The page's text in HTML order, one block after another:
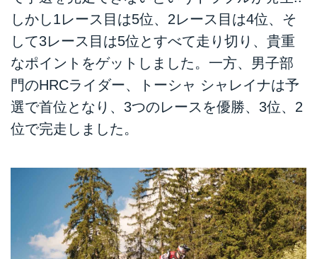
HRC（ホンダ レーシング）です
が、5月3日〜4日にノルウェーの
オスロで開催された第2戦では、
どのようなリザルトを残したので
しょうか？
しかし1レース目は5位、2レース目は4位、そ
して3レース目は5位とすべて走り切り、貴重
なポイントをゲットしました。一方、男子部
門のHRCライダー、トーシャ シャレイナは予
選で首位となり、3つのレースを優勝、3位、2
位で完走しました。